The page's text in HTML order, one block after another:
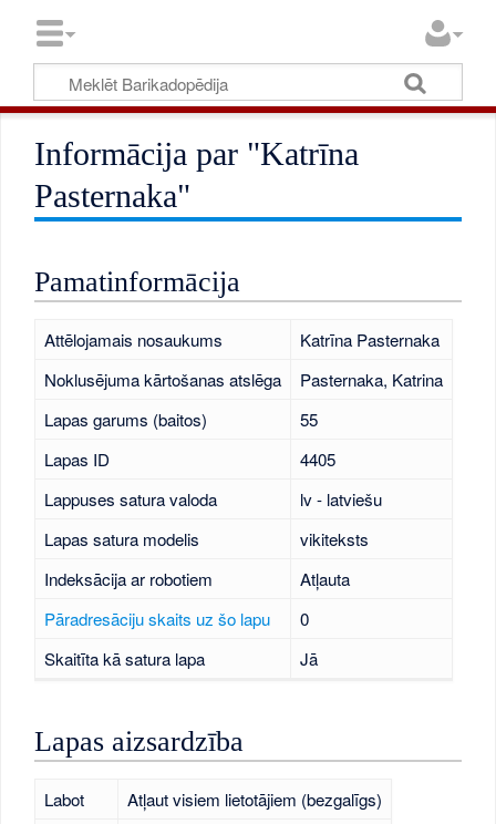
Informācija par "Katrīna
Pasternaka"
Pamatinformācija
Attēlojamais nosaukums
Katrīna Pasternaka
Noklusējuma kārtošanas atslēga
Pasternaka, Katrina
Lapas garums (baitos)
55
Lapas ID
4405
Lappuses satura valoda
lv - latviešu
Lapas satura modelis
vikiteksts
Indeksācija ar robotiem
Atļauta
Pāradresāciju skaits uz šo lapu
0
Skaitīta kā satura lapa
Jā
Lapas aizsardzība
Labot
Atļaut visiem lietotājiem (bezgalīgs)